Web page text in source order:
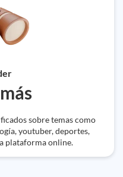
sobre temas como
youtuber, deportes,
plataforma online.